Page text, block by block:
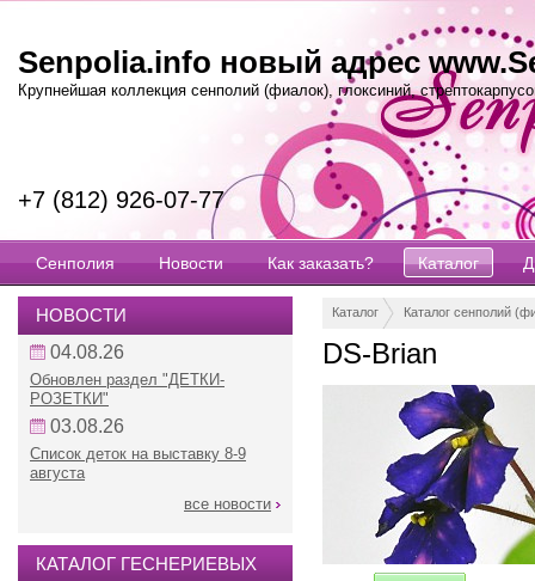
Каталог Каталог сенполий
DS-Brian
НОВОСТИ
04.08.26
Обновлен раздел "ДЕТКИ-
РОЗЕТКИ"
03.08.26
Список деток на выставку 8-9
августа
все новости
КАТАЛОГ ГЕСНЕРИЕВЫХ
Senpolia.info новый адрес
Крупнейшая коллекция сенполий (фиалок), глоксиний,
+7 (812) 926-07-77
Сенполия Новости Как заказать? Каталог